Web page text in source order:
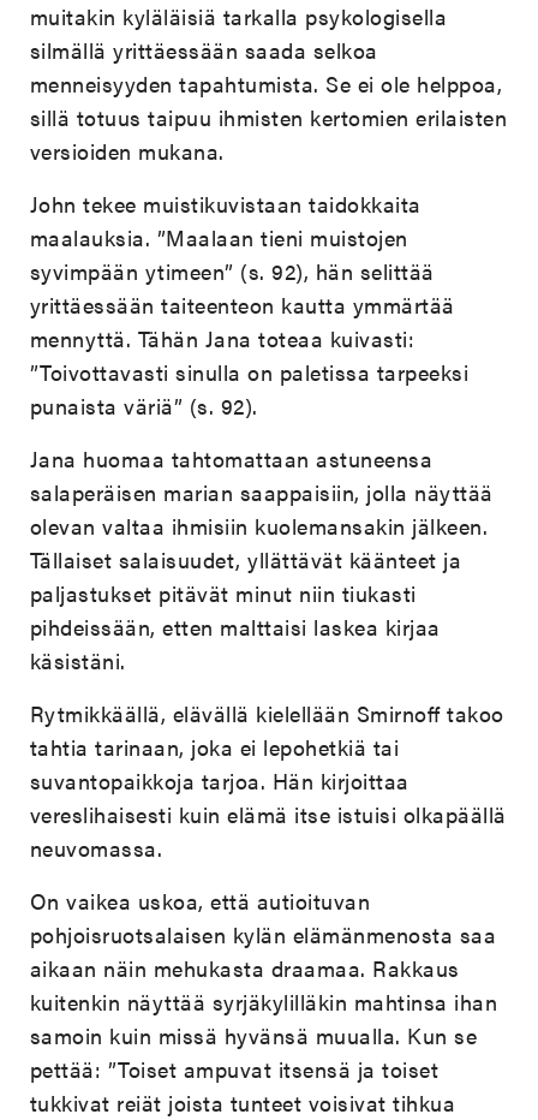
muitakin kyläläisiä tarkalla psykologisella
silmällä yrittäessään saada selkoa
menneisyyden tapahtumista. Se ei ole helppoa,
sillä totuus taipuu ihmisten kertomien erilaisten
versioiden mukana.
John tekee muistikuvistaan taidokkaita
maalauksia. ”Maalaan tieni muistojen
syvimpään ytimeen” (s. 92), hän selittää
yrittäessään taiteenteon kautta ymmärtää
mennyttä. Tähän Jana toteaa kuivasti:
”Toivottavasti sinulla on paletissa tarpeeksi
punaista väriä” (s. 92).
Jana huomaa tahtomattaan astuneensa
salaperäisen marian saappaisiin, jolla näyttää
olevan valtaa ihmisiin kuolemansakin jälkeen.
Tällaiset salaisuudet, yllättävät käänteet ja
paljastukset pitävät minut niin tiukasti
pihdeissään, etten malttaisi laskea kirjaa
käsistäni.
Rytmikkäällä, elävällä kielellään Smirnoff takoo
tahtia tarinaan, joka ei lepohetkiä tai
suvantopaikkoja tarjoa. Hän kirjoittaa
vereslihaisesti kuin elämä itse istuisi olkapäällä
neuvomassa.
On vaikea uskoa, että autioituvan
pohjoisruotsalaisen kylän elämänmenosta saa
aikaan näin mehukasta draamaa. Rakkaus
kuitenkin näyttää syrjäkylilläkin mahtinsa ihan
samoin kuin missä hyvänsä muualla. Kun se
pettää: ”Toiset ampuvat itsensä ja toiset
tukkivat reiät joista tunteet voisivat tihkua